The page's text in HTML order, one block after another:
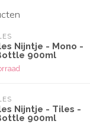
Nijntje - Mono -
900ml
Nijntje - Tiles -
900ml